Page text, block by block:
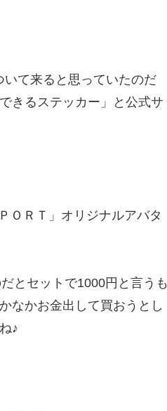
て来ると思っていたのだ
きるステッカー」と公式サ
ＯＲＴ」オリジナルアバタ
とセットで1000円と言うも
なかお金出して買おうとし
♪